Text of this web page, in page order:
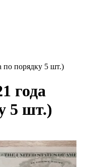
по порядку 5 шт.)
года
5 шт.)